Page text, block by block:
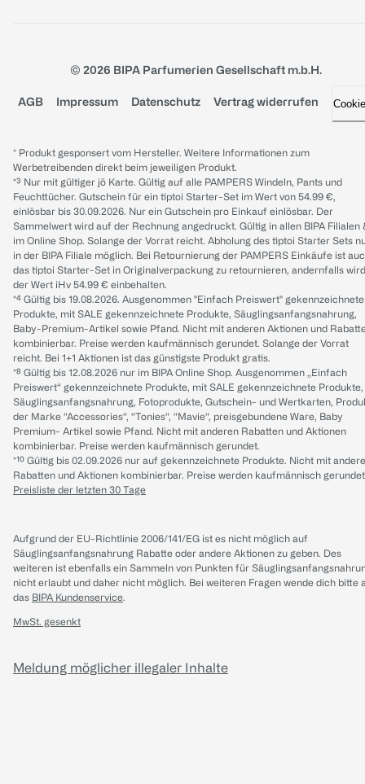
© 2026 BIPA Parfumerien Gesellschaft m.b.H.
AGB Impressum Datenschutz Vertrag widerrufen
* Produkt gesponsert vom Hersteller. Weitere Informationen zum
Werbetreibenden direkt beim jeweiligen Produkt.
*³ Nur mit gültiger jö Karte. Gültig auf alle PAMPERS Windeln, Pants und
Feuchttücher. Gutschein für ein tiptoi Starter-Set im Wert von 54.99 €,
einlösbar bis 30.09.2026. Nur ein Gutschein pro Einkauf einlösbar. Der
Sammelwert wird auf der Rechnung angedruckt. Gültig in allen BIPA Filialen
im Online Shop. Solange der Vorrat reicht. Abholung des tiptoi Starter Sets
in der BIPA Filiale möglich. Bei Retournierung der PAMPERS Einkäufe ist
das tiptoi Starter-Set in Originalverpackung zu retournieren, andernfalls wird
der Wert iHv 54.99 € einbehalten.
*⁴ Gültig bis 19.08.2026. Ausgenommen "Einfach Preiswert" gekennzeichnete
Produkte, mit SALE gekennzeichnete Produkte, Säuglingsanfangsnahrung,
Baby-Premium-Artikel sowie Pfand. Nicht mit anderen Aktionen und
kombinierbar. Preise werden kaufmännisch gerundet. Solange der Vorrat
reicht. Bei 1+1 Aktionen ist das günstigste Produkt gratis.
*⁸ Gültig bis 12.08.2026 nur im BIPA Online Shop. Ausgenommen „Einfach
Preiswert“ gekennzeichnete Produkte, mit SALE gekennzeichnete Produkte,
Säuglingsanfangsnahrung, Fotoprodukte, Gutschein- und Wertkarten,
der Marke “Accessories“, “Tonies“, “Mavie“, preisgebundene Ware, Baby
Premium- Artikel sowie Pfand. Nicht mit anderen Rabatten und Aktionen
kombinierbar. Preise werden kaufmännisch gerundet.
*¹⁰ Gültig bis 02.09.2026 nur auf gekennzeichnete Produkte. Nicht mit
Rabatten und Aktionen kombinierbar. Preise werden kaufmännisch
Preisliste der letzten 30 Tage
Aufgrund der EU-Richtlinie 2006/141/EG ist es nicht möglich auf
Säuglingsanfangsnahrung Rabatte oder andere Aktionen zu geben. Des
weiteren ist ebenfalls ein Sammeln von Punkten für
nicht erlaubt und daher nicht möglich. Bei weiteren Fragen wende dich bitte
das BIPA Kundenservice.
MwSt. gesenkt
Meldung möglicher illegaler Inhalte